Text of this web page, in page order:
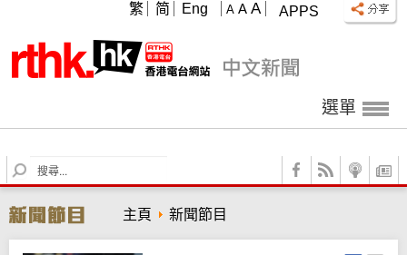
APPS
A A A
繁 简 Eng
選單
S
e
r
c
主頁 新聞節目